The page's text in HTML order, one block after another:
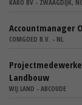
KARO BV - ZWAAGDIJK,
Accountmanager
COMGOED B.V. - NL
Landbouw
WIJ.LAND - ABCOUDE